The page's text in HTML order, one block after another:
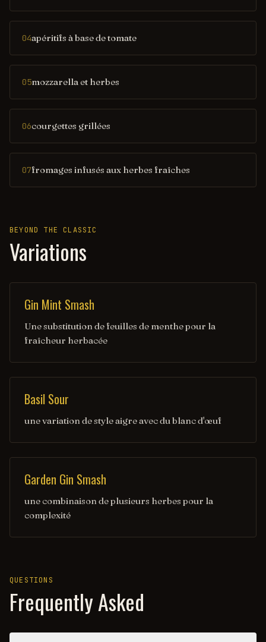
04apéritifs à base de tomate
05mozzarella et herbes
06courgettes grillées
07fromages infusés aux herbes fraîches
BEYOND THE CLASSIC
Variations
Gin Mint Smash
Une substitution de feuilles de menthe pour la
fraîcheur herbacée
Basil Sour
une variation de style aigre avec du blanc d'œuf
Garden Gin Smash
une combinaison de plusieurs herbes pour la
complexité
QUESTIONS
Frequently Asked